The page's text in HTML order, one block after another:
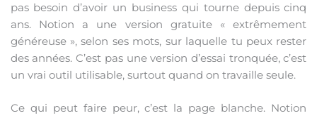
pas besoin d’avoir un business qui tourne depuis cinq
ans. Notion a une version gratuite « extrêmement
généreuse », selon ses mots, sur laquelle tu peux rester
des années. C’est pas une version d’essai tronquée, c’est
un vrai outil utilisable, surtout quand on travaille seule.
Ce qui peut faire peur, c’est la page blanche. Notion